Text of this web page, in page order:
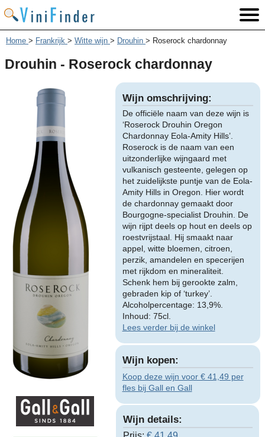
Home > Frankrijk > Witte wijn > Drouhin > Roserock chardonnay
Drouhin - Roserock chardonnay
Wijn omschrijving:
De officiële naam van deze wijn is
‘Roserock Drouhin Oregon
Chardonnay Eola-Amity Hills’.
Roserock is de naam van een
uitzonderlijke wijngaard met
vulkanisch gesteente, gelegen op
het zuidelijkste puntje van de Eola-
Amity Hills in Oregon. Hier wordt
de chardonnay gemaakt door
Bourgogne-specialist Drouhin. De
wijn rijpt deels op hout en deels op
roestvrijstaal. Hij smaakt naar
appel, witte bloemen, citroen,
perzik, amandelen en specerijen
met rijkdom en mineraliteit.
Schenk hem bij gerookte zalm,
gebraden kip of ‘turkey’.
Alcoholpercentage: 13,9%.
Inhoud: 75cl.
Lees verder bij de winkel
Wijn kopen:
Koop deze wijn voor € 41,49 per
fles bij Gall en Gall
Wijn details: